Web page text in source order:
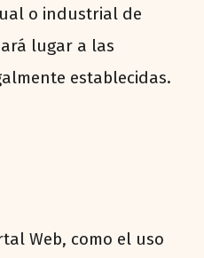
o industrial de
lugar a las
establecidas.
Web, como el uso